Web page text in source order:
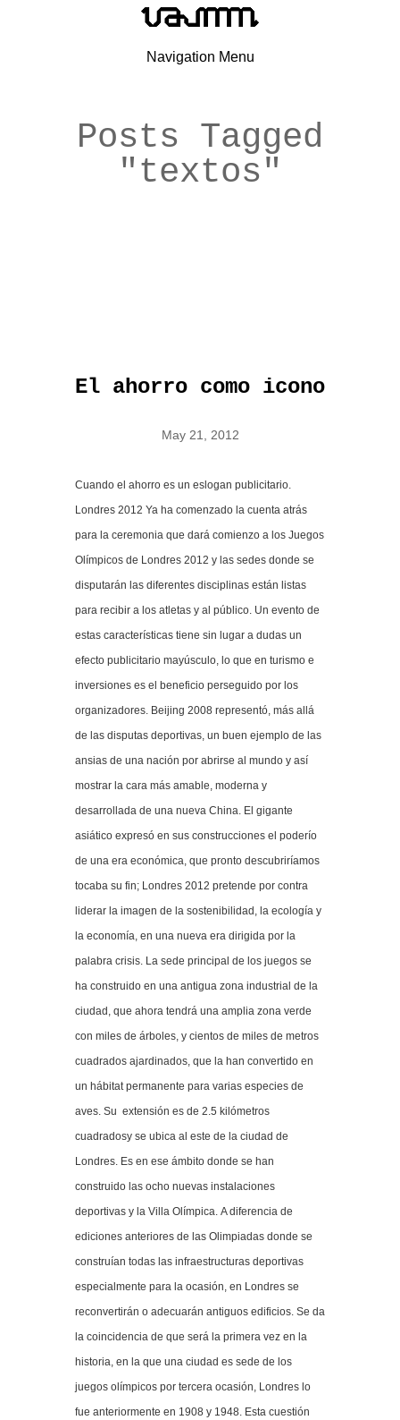
Navigation Menu
Posts Tagged
"textos"
El ahorro como icono
May 21, 2012
Cuando el ahorro es un eslogan publicitario.
Londres 2012 Ya ha comenzado la cuenta atrás
para la ceremonia que dará comienzo a los Juegos
Olímpicos de Londres 2012 y las sedes donde se
disputarán las diferentes disciplinas están listas
para recibir a los atletas y al público. Un evento de
estas características tiene sin lugar a dudas un
efecto publicitario mayúsculo, lo que en turismo e
inversiones es el beneficio perseguido por los
organizadores. Beijing 2008 representó, más allá
de las disputas deportivas, un buen ejemplo de las
ansias de una nación por abrirse al mundo y así
mostrar la cara más amable, moderna y
desarrollada de una nueva China. El gigante
asiático expresó en sus construcciones el poderío
de una era económica, que pronto descubriríamos
tocaba su fin; Londres 2012 pretende por contra
liderar la imagen de la sostenibilidad, la ecología y
la economía, en una nueva era dirigida por la
palabra crisis. La sede principal de los juegos se
ha construido en una antigua zona industrial de la
ciudad, que ahora tendrá una amplia zona verde
con miles de árboles, y cientos de miles de metros
cuadrados ajardinados, que la han convertido en
un hábitat permanente para varias especies de
aves. Su extensión es de 2.5 kilómetros
cuadradosy se ubica al este de la ciudad de
Londres. Es en ese ámbito donde se han
construido las ocho nuevas instalaciones
deportivas y la Villa Olímpica. A diferencia de
ediciones anteriores de las Olimpiadas donde se
construían todas las infraestructuras deportivas
especialmente para la ocasión, en Londres se
reconvertirán o adecuarán antiguos edificios. Se da
la coincidencia de que será la primera vez en la
historia, en la que una ciudad es sede de los
juegos olímpicos por tercera ocasión, Londres lo
fue anteriormente en 1908 y 1948. Esta cuestión